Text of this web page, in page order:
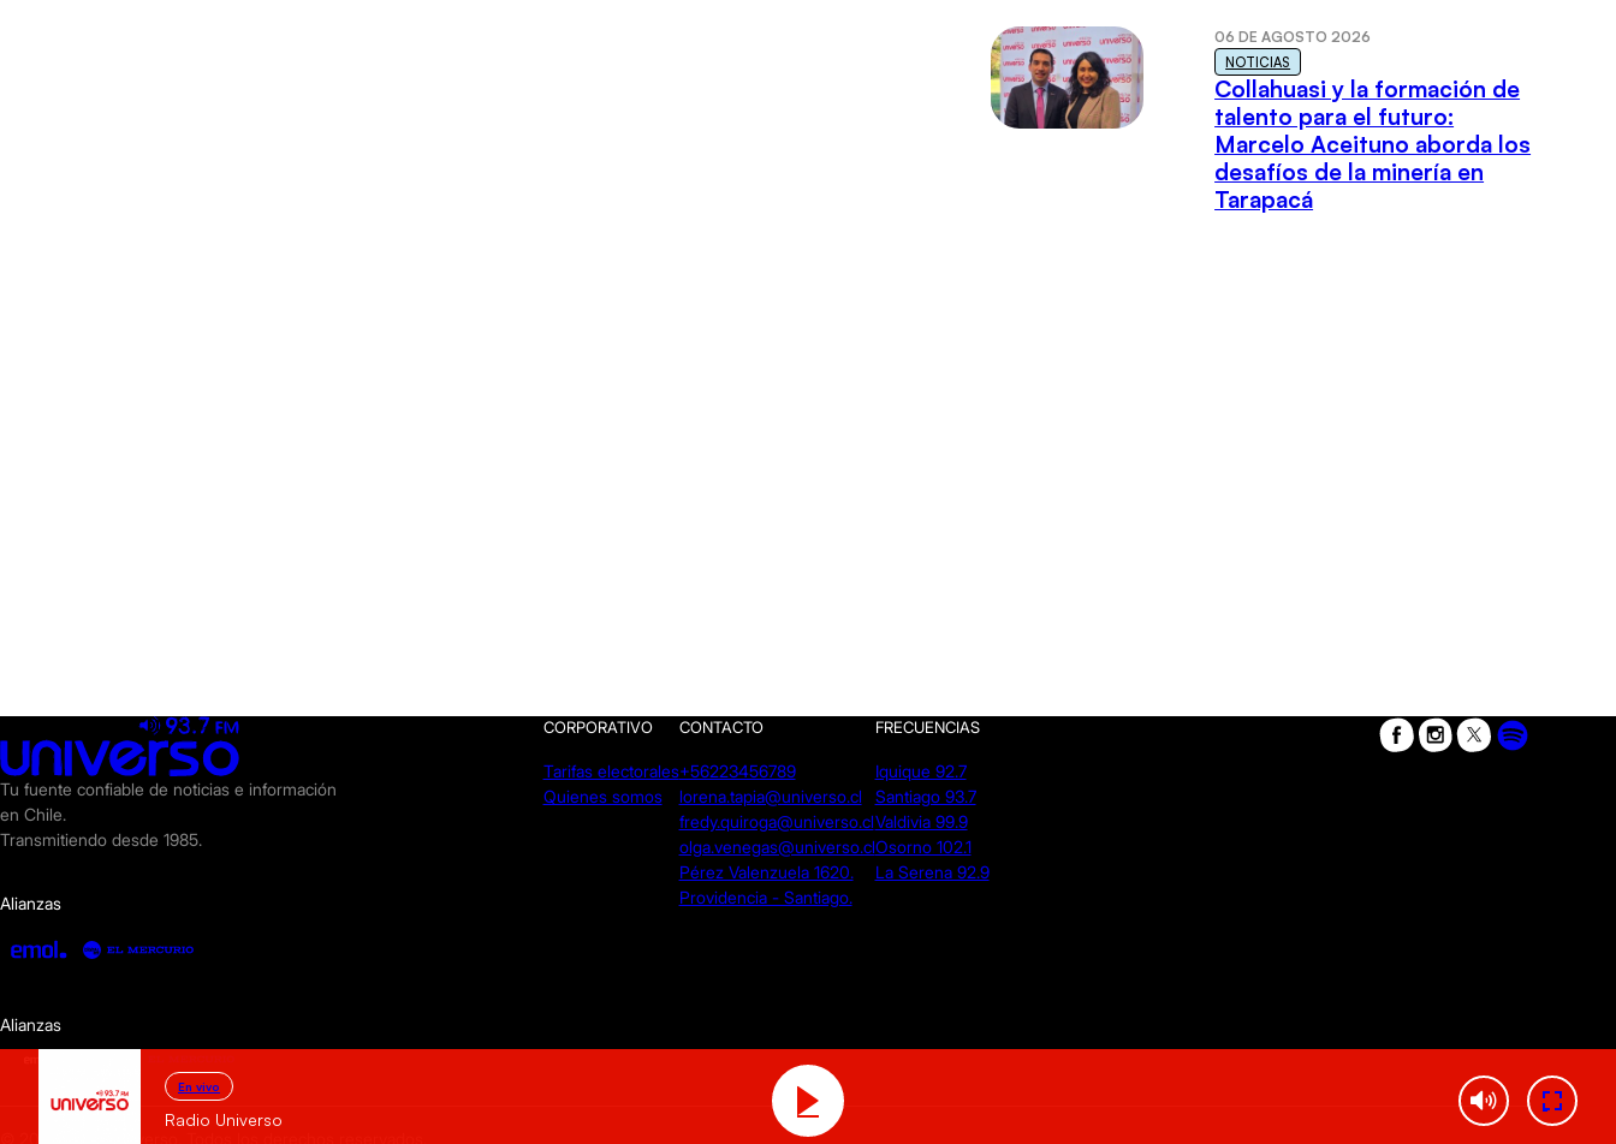
06 DE AGOSTO 2026
NOTICIAS
Collahuasi y la formación de
talento para el futuro:
Marcelo Aceituno aborda los
desafíos de la minería en
Tarapacá
En vivo
Radio Universo
Tu fuente confiable de noticias e información
en Chile.
Transmitiendo desde 1985.
Alianzas
CORPORATIVO
Tarifas electorales
Quienes somos
CONTACTO
+56223456789
lorena.tapia@universo.cl
fredy.quiroga@universo.cl
olga.venegas@universo.cl
Pérez Valenzuela 1620.
Providencia - Santiago.
FRECUENCIAS
Iquique 92.7
Santiago 93.7
Valdivia 99.9
Osorno 102.1
La Serena 92.9
Alianzas